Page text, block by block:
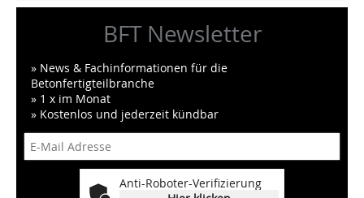
BFT Newsletter
» News & Fachinformationen für die
Betonfertigteilbranche
» 1 x im Monat
» Kostenlos und jederzeit kündbar
Anti-Roboter-Verifizierung